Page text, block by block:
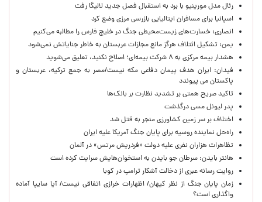
رئال مدل مورینیو با برد به استقبال فصل جدید لالیگا رفت
اسپانیا برای مسافران ایتالیایی بازرسی مرزی وضع کرد
انصاری: خسارت‌های زیست‌محیطی جنگ در خلیج فارس را مطالبه‌ می‌کنیم
یمن: تشکیل ائتلاف هرگز مانع مجازات عربستان به خاطر جنایاتش نمی‌شود
هشدار بیمه مرکزی به ۸ شرکت بیمه‌ای؛ اصلاح نکنید، تعلیق می‌شوید
فیدان: ایران هدف پیمان دفاعی مکه نیست/مصر به جمع ترکیه، عربستان و
پاکستان می پیوندد
تاکید صریح همتی بر تشدید نظارت بر بانک‌ها
پدر لیونل مسی درگذشت
اختلاف بر سر زمین کشاورزی منجر به قتل شد
راه‌حل نماینده روسیه برای پایان جنگ آمریکا علیه ایران
تظاهرات هزاران نفری علیه دولت «فردریش مرتس» در آلمان
هانتر بایدن: سرطان جو بایدن به استخوان‌هایش سرایت کرده است
روایت رسانه عبری از دخالت آشکار ترامپ در کوبا
زمان پایان جنگ از نظر کیهان/ اظهارات خرازی اتفاقی نیست/ آیا سایپا آماده
واگذاری است؟